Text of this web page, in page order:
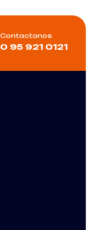
Contactanos
0 95 921 0121